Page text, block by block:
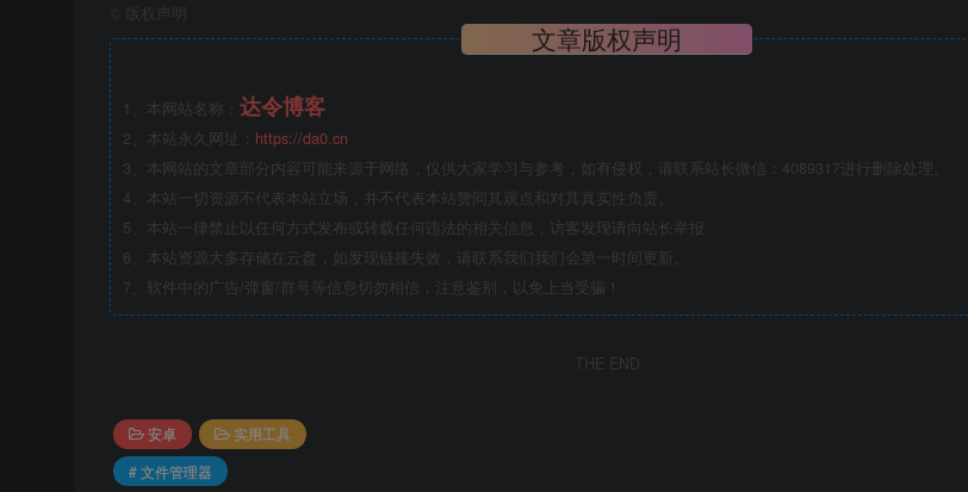
版权声明
文章版权声明
1、本网站名称： 达令博客
2、本站永久网址： https://da0.cn
3、本网站的文章部分内容可能来源于网络，仅供大家学习与参考，如有侵权，请联系站长微信：4089317进行删除处理。
4、本站一切资源不代表本站立场，并不代表本站赞同其观点和对其真实性负责。
5、本站一律禁止以任何方式发布或转载任何违法的相关信息，访客发现请向站长举报
6、本站资源大多存储在云盘，如发现链接失效，请联系我们我们会第一时间更新。
7、软件中的广告/弹窗/群号等信息切勿相信，注意鉴别，以免上当受骗！
THE END
安卓
实用工具
# 文件管理器